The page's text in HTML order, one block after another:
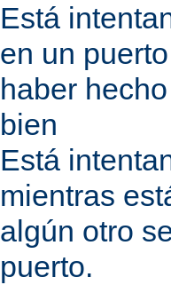
Está
en un
haber
bien
Está
mientras
algún otro
puerto.